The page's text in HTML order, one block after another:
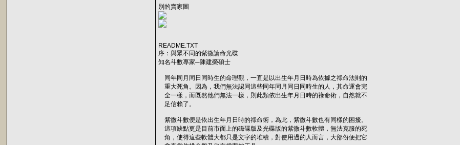
別的賣家圖
README.TXT
序：與眾不同的紫微論命光碟
知名斗數專家─陳建榮碩士
同年同月同日同時生的命理觀，一直是以出生年月日時為依據之祿命法則的
重大死角。因為，我們無法認同這些同年同月同日同時生的人，其命運會完
全一樣，而既然他們無法一樣，則此類依出生年月日時的祿命術，自然就不
足信賴了。
紫微斗數便是依出生年月日時的祿命術，為此，紫微斗數也有同樣的困擾。
這項缺點更是目前市面上的磁碟版及光碟版的紫微斗數軟體，無法克服的死
角，使得這些軟體大都只是文字的堆積，對使用過的人而言，大部份便把它